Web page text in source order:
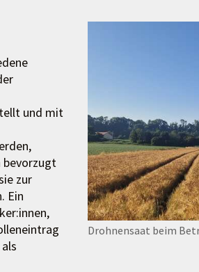
Drohnensaat beim
und mit
bevorzugt
zur
Ein